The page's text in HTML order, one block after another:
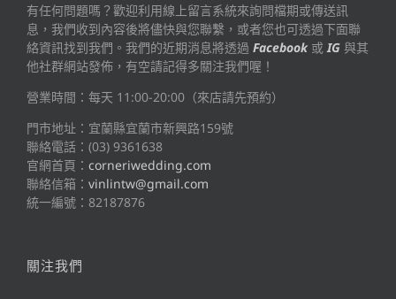
有任何問題嗎？歡迎利用線上留言系統來詢問檔期或傳送訊
息，我們收到內容後將儘快與您聯繫，或者您也可透過下面聯
絡資訊找到我們。我們的近期消息將透過 Facebook或IG 與其
他社群網站發佈，有空請記得多關注我們喔！
營業時間：每天 11:00-20:00（來店請先預約）
門市地址：宜蘭縣宜蘭市新興路159號
聯絡電話：(03) 9361638
官網首頁： corneriwedding.com
聯絡信箱： vinlintw@gmail.com
統一編號：82187876
關注我們